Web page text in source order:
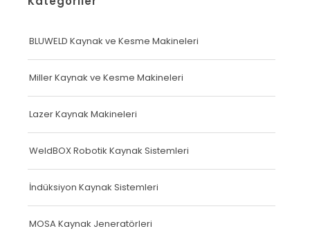
BLUWELD Kaynak ve Kesme Makineleri
Miller Kaynak ve Kesme Makineleri
Lazer Kaynak Makineleri
WeldBOX Robotik Kaynak Sistemleri
İndüksiyon Kaynak Sistemleri
MOSA Kaynak Jeneratörleri